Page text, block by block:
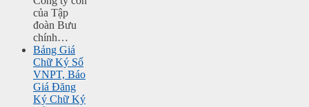
của Tập
đoàn Bưu
chính…
Bảng Giá
Chữ Ký Số
VNPT, Báo
Giá Đăng
Ký Chữ Ký